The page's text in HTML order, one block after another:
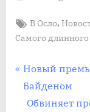
Tags:
В Осло,
Самого длинного
Post
П
р
е
Новый
Байденом
С
Обвиняет